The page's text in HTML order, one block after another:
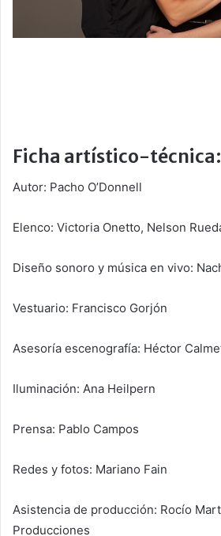
Ficha artístico-técnica:
Autor: Pacho O’Donnell
Elenco: Victoria Onetto, ⁠Nelson
Diseño sonoro y música en vivo:
Vestuario: Francisco Gorjón
Asesoría escenografía: Héctor
Iluminación: Ana Heilpern
Prensa: Pablo Campos
Redes y fotos: Mariano Fain
Asistencia de producción: Rocío
Producciones